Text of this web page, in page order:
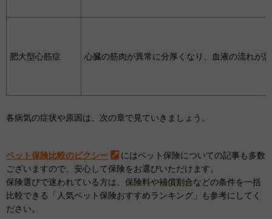
肥大型心筋症 心臓の筋肉が異常に分厚くなり、血液の流れが
各病気の症状や原因は、次の章で見ていきましょう。
ペット保険比較のピクシー
にはペット保険についての記事も多数
ございますので、安心して保険をお選びいただけます。
保険選びで迷われている方は、 保険料や補償割合などの条件を一括
比較できる「人気ペット保険おすすめランキング」も参考にしてく
ださい。